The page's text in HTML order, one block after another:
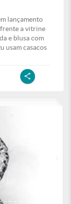
lançamento
a vitrine
e blusa com
usam casacos